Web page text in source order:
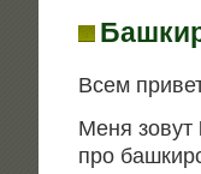
Всем
Меня зовут
про